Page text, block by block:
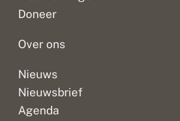
Doneer
Over ons
Nieuws
Nieuwsbrief
Agenda